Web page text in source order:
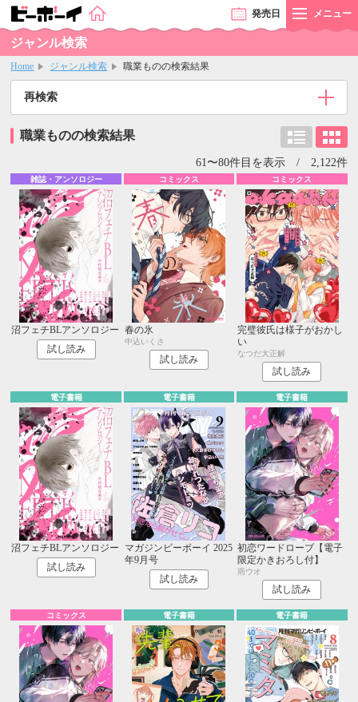
発売日 メニュー
ジャンル検索
Home ジャンル検索 職業ものの検索結果
再検索
職業ものの検索結果
61〜80件目を表示 / 2,122件
雑誌・アンソロジー
沼フェチBLアンソロジー
試し読み
コミックス
春の氷
中込いくさ
試し読み
コミックス
完璧彼氏は様子がおかし
い
なつだ大正解
試し読み
電子書籍
沼フェチBLアンソロジー
試し読み
電子書籍
マガジンビーボーイ 2025
年9月号
試し読み
電子書籍
初恋ワードローブ【電子
限定かきおろし付】
雨ウオ
試し読み
コミックス 電子書籍 電子書籍